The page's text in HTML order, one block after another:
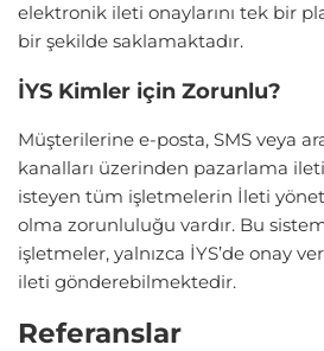
elektronik ileti onaylarını tek bir
bir şekilde saklamaktadır.
İYS Kimler için Zorunlu?
Müşterilerine e-posta, SMS veya
kanalları üzerinden pazarlama
isteyen tüm işletmelerin İleti
olma zorunluluğu vardır. Bu
işletmeler, yalnızca İYS’de onay
ileti gönderebilmektedir.
Referanslar